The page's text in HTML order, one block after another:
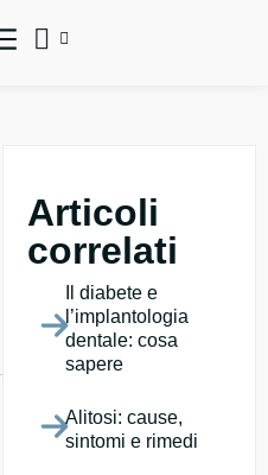
Articoli
correlati
Il diabete e
l’implantologia
dentale: cosa
sapere
Alitosi: cause,
sintomi e rimedi